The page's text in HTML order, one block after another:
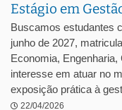
Estágio em
Buscamos estudantes
junho de 2027,
Economia,
interesse em atuar no
exposição prática à
22/04/2026